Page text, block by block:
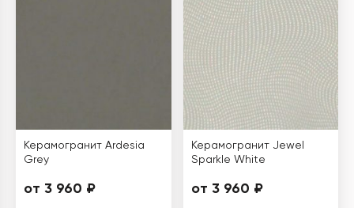
Керамогранит Ardesia
Grey
от 3 960 ₽
Керамогранит Jewel
Sparkle White
от 3 960 ₽